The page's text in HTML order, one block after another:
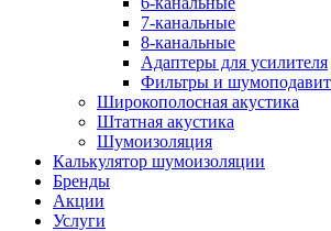
7-канальные
8-канальные
Адаптеры для усилителя
Фильтры и
Широкополосная акустика
Штатная акустика
Шумоизоляция
Калькулятор шумоизоляции
Бренды
Акции
Услуги